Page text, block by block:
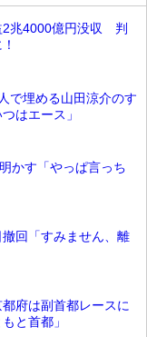
2兆4000億円没収 判
で埋める山田涼介のす
はエース」
かす「やっぱ言っち
回「すみません、離
府は副首都レースに
と首都」